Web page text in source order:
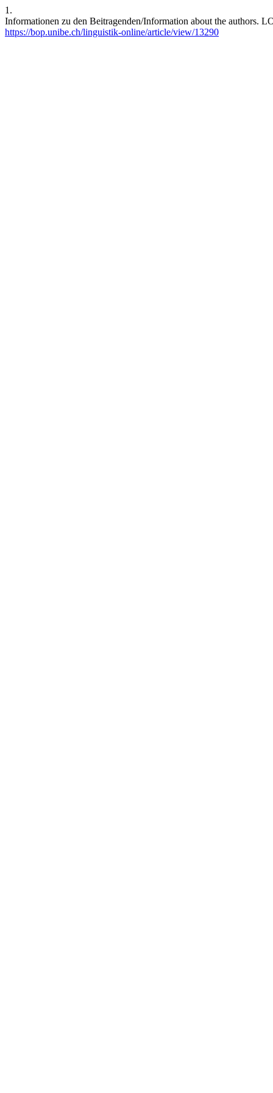
1.
Informationen zu den Beitragenden/Information about the authors.
https://bop.unibe.ch/linguistik-online/article/view/13290